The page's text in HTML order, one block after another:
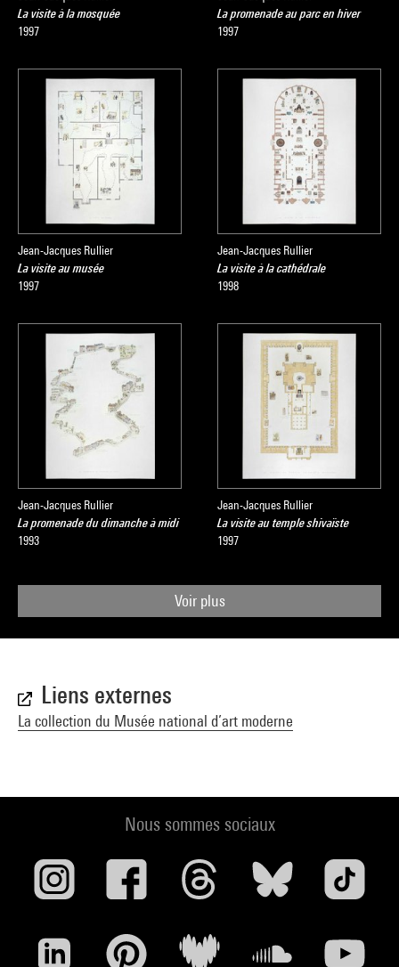
essentiel dans l’édition de livres.
Sophie Duplaix
Source :
Extrait du catalogueCollection art contemporain - La
collection du Centre Pompidou, Musée national d'art moderne
, sous la direction de Sophie Duplaix, Paris, Centre Pompidou,
La visite à la mosquée
1997
La promenade au parc en hiver
1997
Jean-Jacques Rullier
La visite au musée
1997
Jean-Jacques Rullier
La visite à la cathédrale
1998
Jean-Jacques Rullier
La promenade du dimanche à midi
1993
Jean-Jacques Rullier
La visite au temple shivaïste
1997
Voir plus
Liens externes
La collection du Musée national d’art moderne
Nous sommes sociaux